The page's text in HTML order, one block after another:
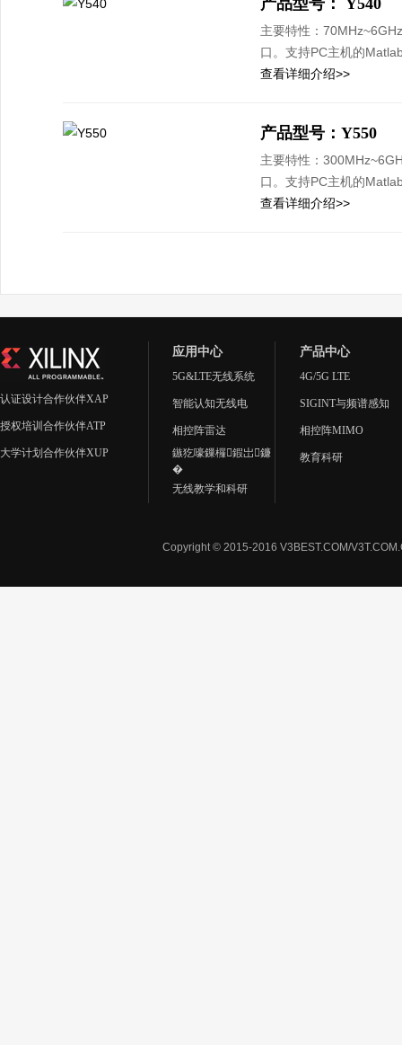
产品型号： Y540
主要特性：
口。支持PC主机的
查看详细介绍>>
产品型号：Y550
主要特性：
口。支持PC主机的
查看详细介绍>>
认证设计合作伙伴XAP
授权培训合作伙伴ATP
大学计划合作伙伴XUP
应用中心
5G&LTE无线系统
智能认知无线电
相控阵雷达
鏃犵嚎鏁欏鍜岀鐮
�
无线教学和科研
产品中心
4G/5G LTE
SIGINT与频谱感知
相控阵MIMO
教育科研
Copyright © 2015-2016 V3BEST.COM/